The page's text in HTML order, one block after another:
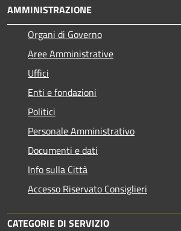
AMMINISTRAZIONE
Organi di Governo
Aree Amministrative
Uffici
Enti e fondazioni
Politici
Personale Amministrativo
Documenti e dati
Info sulla Città
Accesso Riservato Consiglieri
CATEGORIE DI SERVIZIO